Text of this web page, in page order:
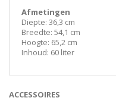
Afmetingen
Diepte: 36,3 cm
Breedte: 54,1 cm
Hoogte: 65,2 cm
Inhoud: 60 liter
ACCESSOIRES